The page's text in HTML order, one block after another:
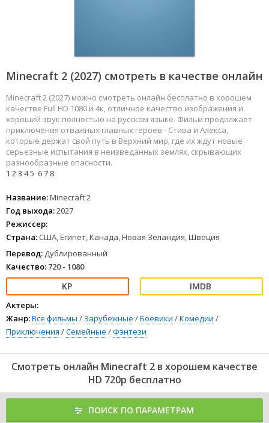
Minecraft 2 (2027) смотреть в качестве онлайн
Minecraft 2 (2027) можно смотреть онлайн бесплатно в хорошем
качестве Full HD 1080 и 4к, отличное качество изображения и
хороший звук полностью на русском языке. Фильм продолжает
приключения отважных главных героев - Стива и Алекса,
которые держат свой путь в Верхний мир, где их ждут новые
серьезные испытания в неизведанных землях, скрывающих
разнообразные опасности.
1 23 45 67 8
Название:Minecraft 2
Год выхода:2027
Режиссер:
Страна: США, Египет, Канада, Новая Зеландия, Швеция
Перевод: Дублированный
Качество: 720 - 1080
Актеры:
Жанр:Все фильмы / Зарубежные /Боевики /Комедии /
Приключения /Семейные /Фэнтези
Смотреть онлайн Minecraft 2 в хорошем качестве
HD 720p бесплатно
ПОИСК ПО ПАРАМЕТРАМ